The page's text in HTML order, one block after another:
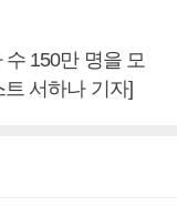
150만 명을 모
서하나 기자]